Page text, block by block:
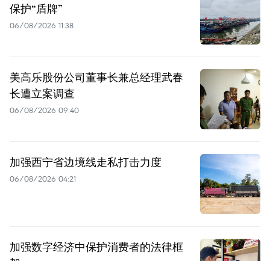
保护“盾牌”
06/08/2026 11:38
美高乐股份公司董事长兼总经理武春
长遭立案调查
06/08/2026 09:40
加强西宁省边境线走私打击力度
06/08/2026 04:21
加强数字经济中保护消费者的法律框